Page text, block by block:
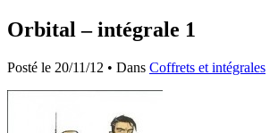
Orbital – intégrale 1
Posté le 20/11/12 • Dans Coffrets et intégrales